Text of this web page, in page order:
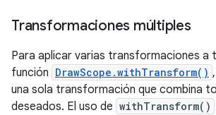
Transformaciones múltiples
Para aplicar varias transformaciones a
función DrawScope.withTransform()
una sola transformación que combina
deseados. El uso de withTransform()